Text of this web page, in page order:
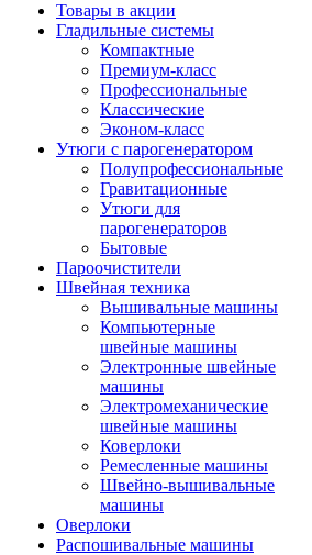
Товары в акции
Гладильные системы
Компактные
Премиум-класс
Профессиональные
Классические
Эконом-класс
Утюги с парогенератором
Полупрофессиональные
Гравитационные
Утюги для
парогенераторов
Бытовые
Пароочистители
Швейная техника
Вышивальные машины
Компьютерные
швейные машины
Электронные швейные
машины
Электромеханические
швейные машины
Коверлоки
Ремесленные машины
Швейно-вышивальные
машины
Оверлоки
Распошивальные машины